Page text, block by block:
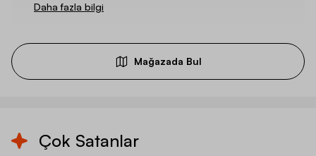
Daha fazla bilgi
Mağazada Bul
Çok Satanlar